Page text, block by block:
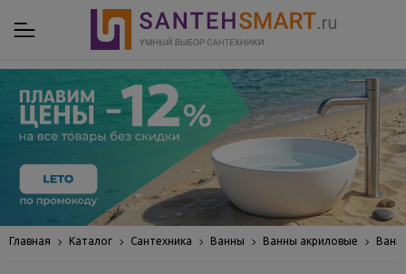
Главная Каталог Сантехника Ванны Ванны акриловые